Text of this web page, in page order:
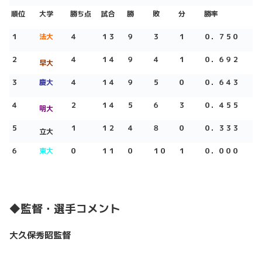
順位 大学 勝ち点 試合 勝 敗 分 勝率
１ 法大 ４ １３ ９ ３ １ ０．７５０
２ 早大 ４ １４ ９ ４ １ ０．６９２
３ 慶大 ４ １４ ９ ５ ０ ０．６４３
４ 明大 ２ １４ ５ ６ ３ ０．４５５
５ 立大 １ １２ ４ ８ ０ ０．３３３
６ 東大 ０ １１ ０ １０ １ ０．０００
◆監督・選手コメント
大久保秀昭監督